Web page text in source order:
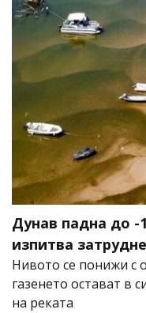
Дунав падна до -
изпитва
Нивото се понижи с
газенето остават в
на реката